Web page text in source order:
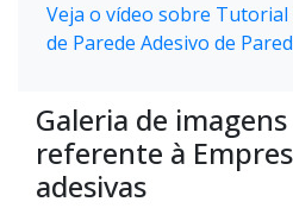
Veja o vídeo sobre Tutorial
de Parede Adesivo de
Galeria de
referente à
adesivas